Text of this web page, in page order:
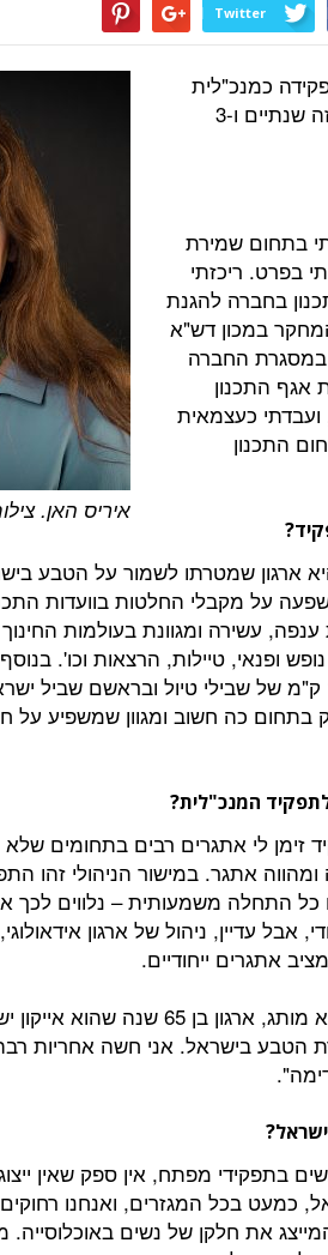
Twitter
איריס האן.
כמנכ"לית
החברה להגנת הטבע מזה שנתיים ו-3
בתחום שמירת
בפרט. ריכזתי
בחברה להגנת
במכון דש"א
החברה
אגף התכנון
כעצמאית
התכנון
ארגון שמטרתו לשמור על הטבע
על מקבלי החלטות בוועדות
עשירה ומגוונת בעולמות החינוך
ופנאי, טיילות, הרצאות וכו'.
את הסימון של כ-10,000 ק"מ של שבילי טיול ובראשם
בתחום כה חשוב ומגוון שמשפיע על
המנכ"לית?
זימן לי אתגרים רבים בתחומים
אתגר. במישור הניהולי זהו
כל התחלה משמעותית – נלווים לכך
אבל עדיין, ניהול של ארגון
אתגרים ייחודיים.
החברה להגנת הטבע היא מותג, ארגון
הטבע בישראל. אני חשה אחריות
בתפקידי מפתח, אין ספק שאין
כמעט בכל המגזרים, ואנחנו
את חלקן של נשים באוכלוסייה.